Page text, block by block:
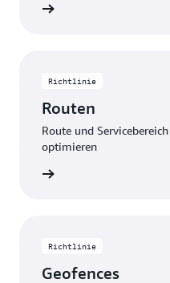
Richtlinie
Routen
Route und
optimieren
Richtlinie
Geofences